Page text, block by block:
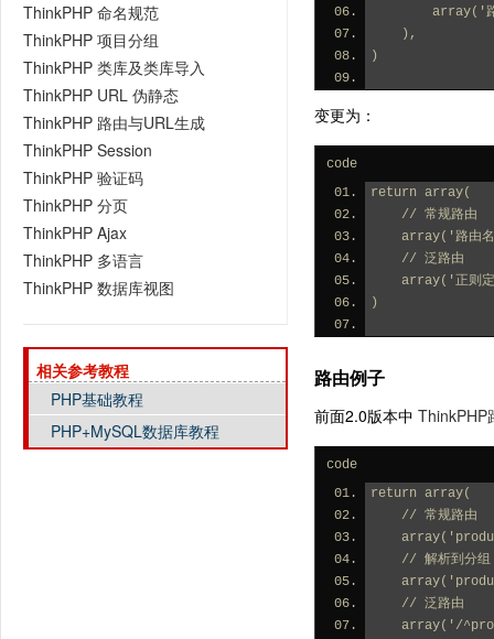
ThinkPHP 命名规范
ThinkPHP 项目分组
ThinkPHP 类库及类库导入
ThinkPHP URL 伪静态
ThinkPHP 路由与URL生成
ThinkPHP Session
ThinkPHP 验证码
ThinkPHP 分页
ThinkPHP Ajax
ThinkPHP 多语言
ThinkPHP 数据库视图
相关参考教程
PHP基础教程
PHP+MySQL数据库教程
    ),
)
变更为：
code
return array(
    // 常规路由
array('路
    // 泛路由
array('正
)
路由例子
前面2.0版本中 ThinkPHP
code
return array(
    // 常规路由
    // 解析到分组
    // 泛路由
array('/